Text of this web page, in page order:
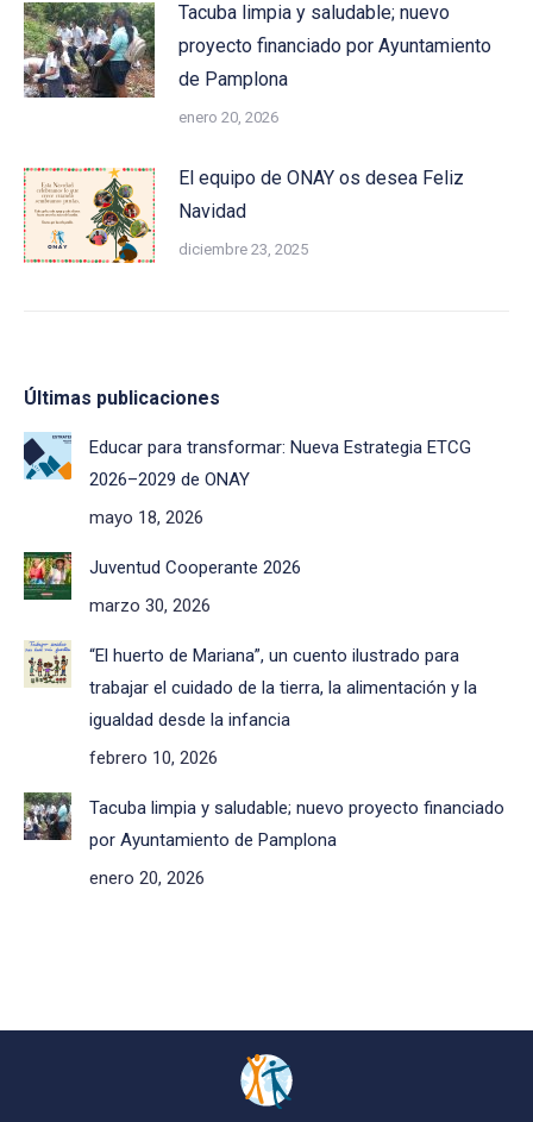
Tacuba limpia y saludable; nuevo
proyecto financiado por Ayuntamiento
de Pamplona
enero 20, 2026
El equipo de ONAY os desea Feliz
Navidad
diciembre 23, 2025
Últimas publicaciones
Educar para transformar: Nueva Estrategia ETCG
2026–2029 de ONAY
mayo 18, 2026
Juventud Cooperante 2026
marzo 30, 2026
“El huerto de Mariana”, un cuento ilustrado para
trabajar el cuidado de la tierra, la alimentación y la
igualdad desde la infancia
febrero 10, 2026
Tacuba limpia y saludable; nuevo proyecto financiado
por Ayuntamiento de Pamplona
enero 20, 2026